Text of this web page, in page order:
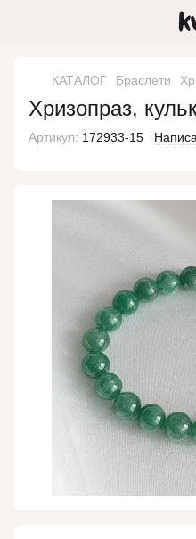
КАТАЛОГ Браслети
Хризопраз,
Артикул: 172933-15